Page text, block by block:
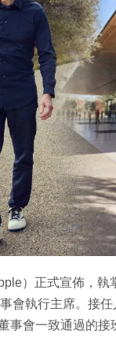
）正式宣佈，
會執行主席。接
事會一致通過的